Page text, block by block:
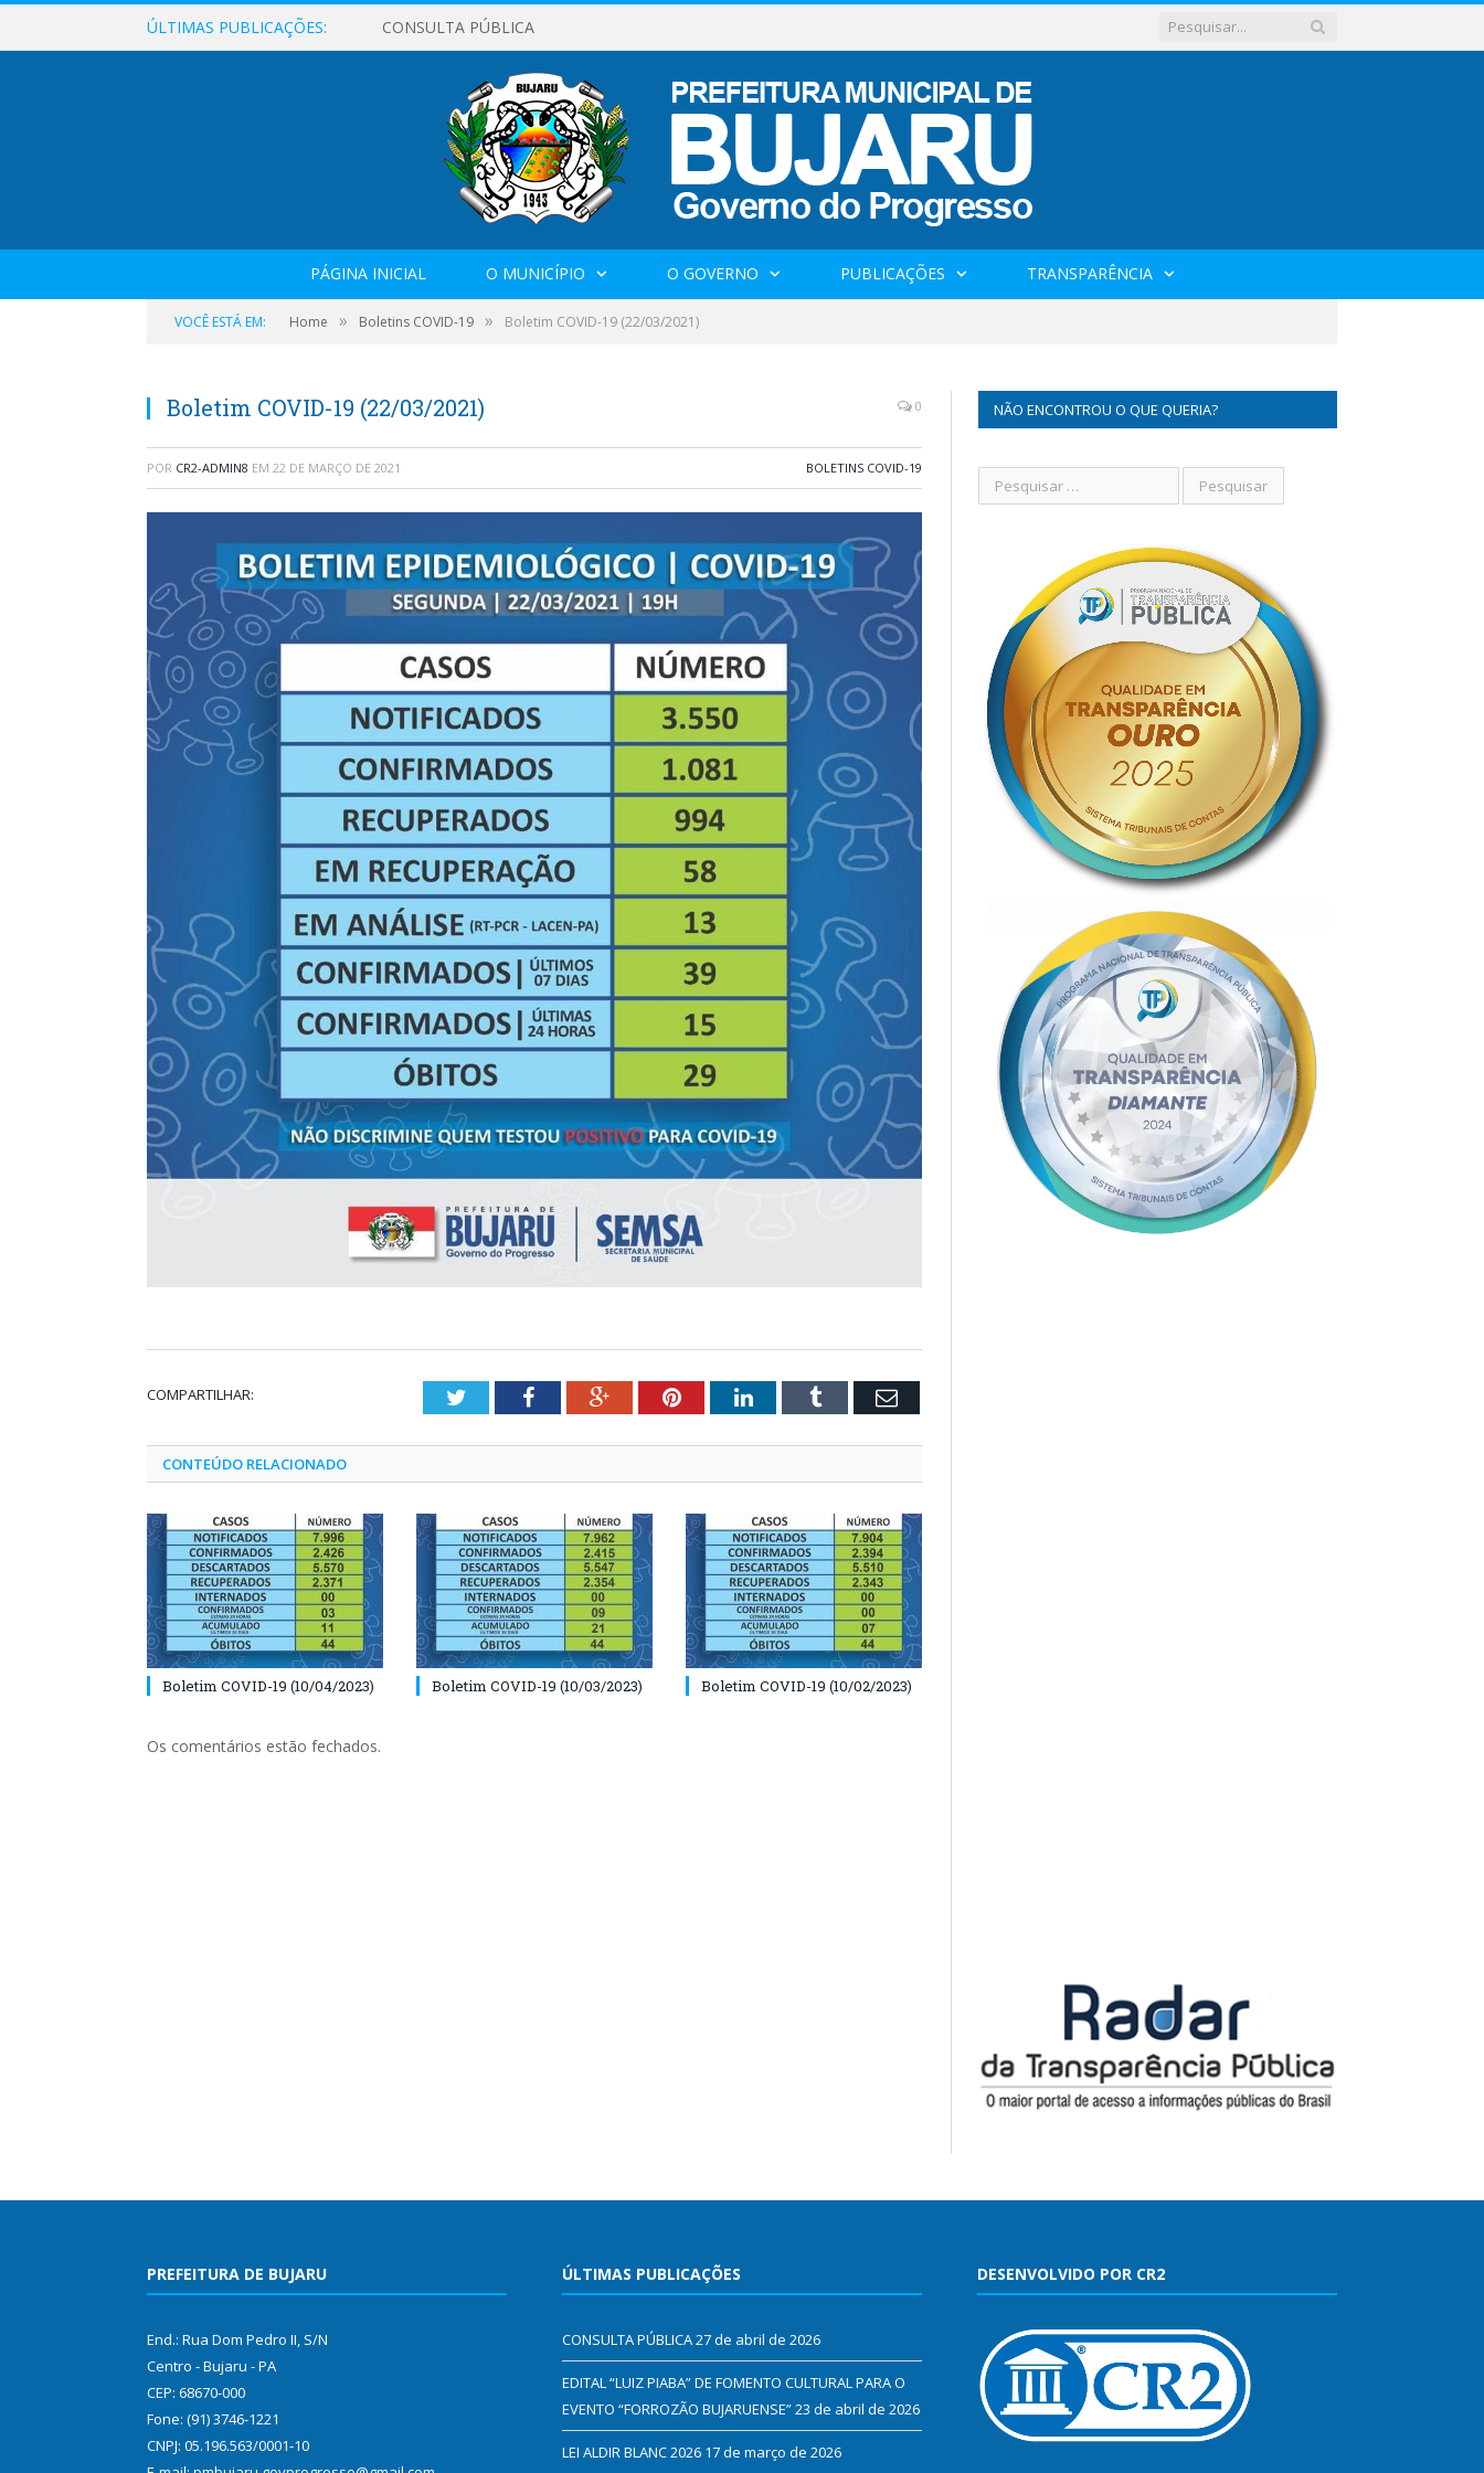
ÚLTIMAS PUBLICAÇÕES: CONSULTA PÚBLICA
PÁGINA INICIAL O MUNICÍPIO O GOVERNO PUBLICAÇÕES TRANSPARÊNCIA
VOCÊ ESTÁ EM: Home » Boletins COVID-19 » Boletim COVID-19 (22/03/2021)
Boletim COVID-19 (22/03/2021) 0
POR CR2-ADMIN8 EM 22 DE MARÇO DE 2021 BOLETINS COVID-19
COMPARTILHAR: TwitterFacebookGoogle+PinterestLinkedInTumblr Email
CONTEÚDO RELACIONADO
Boletim COVID-19 (10/04/2023) Boletim COVID-19 (10/03/2023) Boletim COVID-19 (10/02/2023)
Os comentários estão fechados.
NÃO ENCONTROU O QUE QUERIA?
PREFEITURA DE BUJARU
End.: Rua Dom Pedro II, S/N
Centro - Bujaru - PA
CEP: 68670-000
Fone: (91) 3746-1221
CNPJ: 05.196.563/0001-10
ÚLTIMAS PUBLICAÇÕES
CONSULTA PÚBLICA27 de abril de 2026
EDITAL “LUIZ PIABA” DE FOMENTO CULTURAL PARA O
EVENTO “FORROZÃO BUJARUENSE”23 de abril de 2026
LEI ALDIR BLANC 2026 17 de março de 2026
DESENVOLVIDO POR CR2